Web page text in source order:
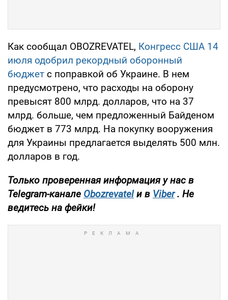
Как сообщал OBOZREVATEL, Конгресс США 14
июля одобрил рекордный оборонный
бюджет с поправкой об Украине. В нем
предусмотрено, что расходы на оборону
превысят 800 млрд. долларов, что на 37
млрд. больше, чем предложенный Байденом
бюджет в 773 млрд. На покупку вооружения
для Украины предлагается выделять 500 млн.
долларов в год.
Только проверенная информация у нас в
Telegram-канале Obozrevatel и в Viber . Не
ведитесь на фейки!